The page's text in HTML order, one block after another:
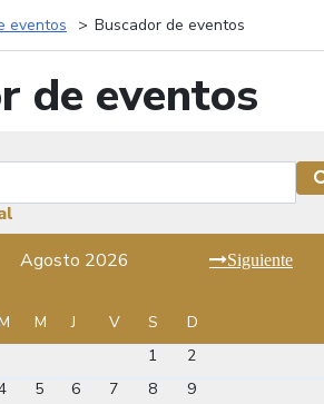
eventos Buscador de eventos
de eventos
Agosto 2026 Siguiente
M J V S
D
1
2
5 6 7 8
9